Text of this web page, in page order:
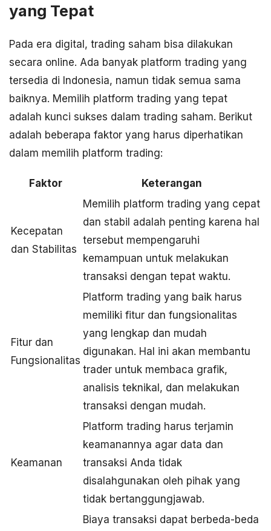
yang Tepat
Pada era digital, trading saham bisa dilakukan
secara online. Ada banyak platform trading yang
tersedia di Indonesia, namun tidak semua sama
baiknya. Memilih platform trading yang tepat
adalah kunci sukses dalam trading saham. Berikut
adalah beberapa faktor yang harus diperhatikan
dalam memilih platform trading:
Faktor Keterangan
Kecepatan
dan Stabilitas
Memilih platform trading yang cepat
dan stabil adalah penting karena hal
tersebut mempengaruhi
kemampuan untuk melakukan
transaksi dengan tepat waktu.
Fitur dan
Fungsionalitas
Platform trading yang baik harus
memiliki fitur dan fungsionalitas
yang lengkap dan mudah
digunakan. Hal ini akan membantu
trader untuk membaca grafik,
analisis teknikal, dan melakukan
transaksi dengan mudah.
Keamanan
Platform trading harus terjamin
keamanannya agar data dan
transaksi Anda tidak
disalahgunakan oleh pihak yang
tidak bertanggungjawab.
Biaya transaksi dapat berbeda-beda